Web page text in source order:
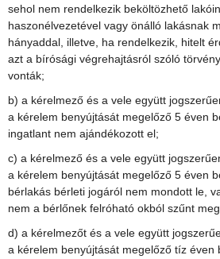
sehol nem rendelkezik beköltözhető
haszonélvezetével vagy önálló lakásnak
hányaddal, illetve, ha rendelkezik, hitelt
azt a bírósági végrehajtásról szóló
vonták;
b) a kérelmező és a vele együtt
a kérelem benyújtását megelőző 5 éven
ingatlant nem ajándékozott el;
c) a kérelmező és a vele együtt
a kérelem benyújtását megelőző 5 éven
bérlakás bérleti jogáról nem mondott le,
nem a bérlőnek felróható okból szűnt
d) a kérelmezőt és a vele együtt
a kérelem benyújtását megelőző tíz éven